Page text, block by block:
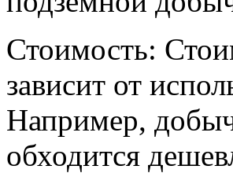
Стоимость:
зависит от
Например,
обходится